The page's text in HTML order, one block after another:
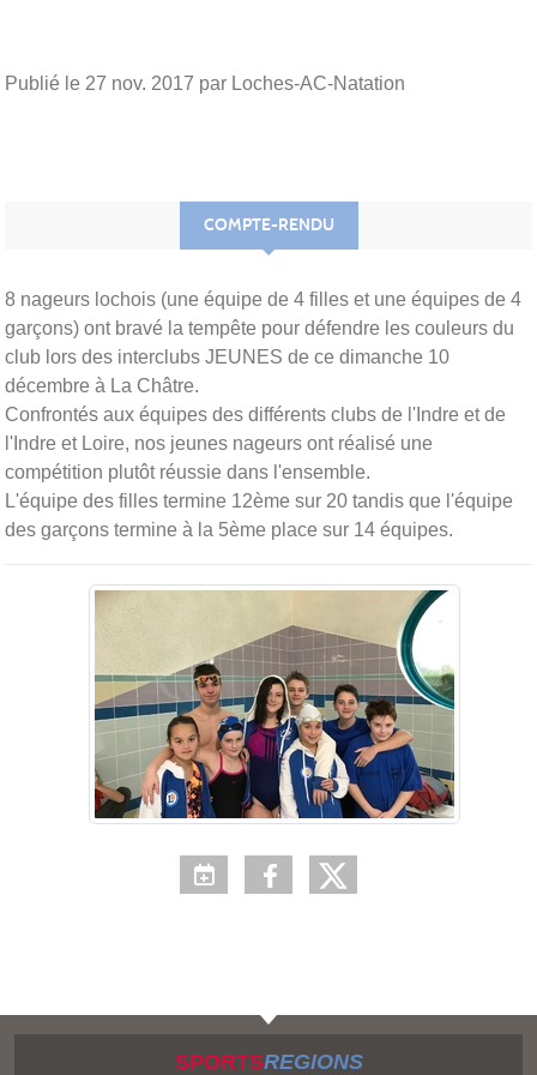
Publié le 27 nov. 2017 par Loches-AC-Natation
COMPTE-RENDU
8 nageurs lochois (une équipe de 4 filles et une équipes de 4
garçons) ont bravé la tempête pour défendre les couleurs du
club lors des interclubs JEUNES de ce dimanche 10
décembre à La Châtre.
Confrontés aux équipes des différents clubs de l'Indre et de
l'Indre et Loire, nos jeunes nageurs ont réalisé une
compétition plutôt réussie dans l'ensemble.
L'équipe des filles termine 12ème sur 20 tandis que l'équipe
des garçons termine à la 5ème place sur 14 équipes.
SPORTSREGIONS